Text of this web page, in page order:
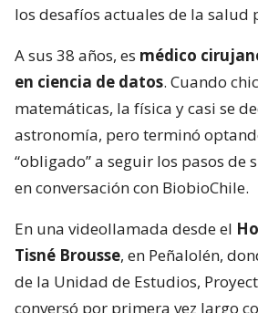
los desafíos actuales de la salud
A sus 38 años, es médico
en ciencia de datos. Cuando
matemáticas, la física y casi se
astronomía, pero terminó
“obligado” a seguir los pasos de
en conversación con BiobioChile.
En una videollamada desde el
Tisné Brousse, en Peñalolén,
de la Unidad de Estudios,
conversó por primera vez largo